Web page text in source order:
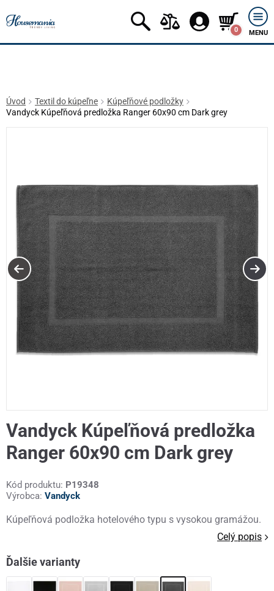
0 MENU
Úvod Textil do kúpeľne
Kúpeľňové podložky
Vandyck Kúpeľňová predložka Ranger 60x90 cm Dark grey
Vandyck Kúpeľňová predložka
Ranger 60x90 cm Dark grey
Kód produktu: P19348
Výrobca: Vandyck
Kúpeľňová podložka hotelového typu s vysokou gramážou.
Celý popis
Ďalšie varianty